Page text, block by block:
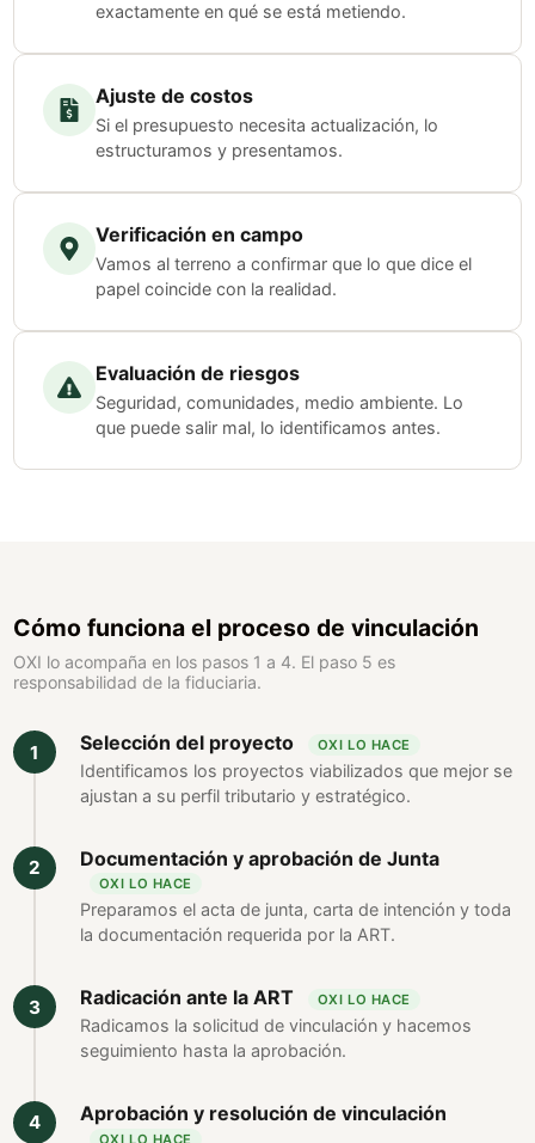
exactamente en qué se está metiendo.
Ajuste de costos
Si el presupuesto necesita actualización, lo
estructuramos y presentamos.
Verificación en campo
Vamos al terreno a confirmar que lo que dice el
papel coincide con la realidad.
Evaluación de riesgos
Seguridad, comunidades, medio ambiente. Lo
que puede salir mal, lo identificamos antes.
Cómo funciona el proceso de vinculación
OXI lo acompaña en los pasos 1 a 4. El paso 5 es
responsabilidad de la fiduciaria.
Selección del proyecto OXI LO HACE
Identificamos los proyectos viabilizados que mejor se
ajustan a su perfil tributario y estratégico.
Documentación y aprobación de Junta
OXI LO HACE
Preparamos el acta de junta, carta de intención y toda
la documentación requerida por la ART.
Radicación ante la ART OXI LO HACE
Radicamos la solicitud de vinculación y hacemos
seguimiento hasta la aprobación.
Aprobación y resolución de vinculación
OXI LO HACE